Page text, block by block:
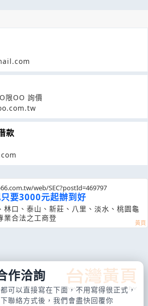
限OO 詢價
款
web/SEC?postId=469797
要3000元起辦到好
林口、泰山、新莊、八里、淡水、桃園龜
業合法之工商登
作洽詢
可以直接寫在下面，不用寫得很正式，
聯絡方式後，我們會盡快回覆你